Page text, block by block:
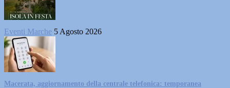
Eventi Marche 5 Agosto 2026
Macerata, aggiornamento della centrale telefonica: temporanea